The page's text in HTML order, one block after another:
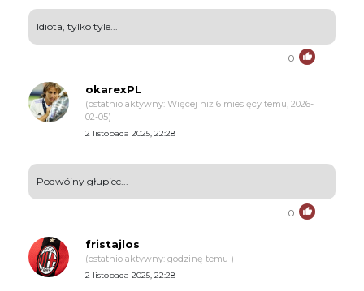
Idiota, tylko tyle...
0
okarexPL
(ostatnio aktywny: Więcej niż 6 miesięcy temu, 2026-
02-05)
2 listopada 2025, 22:28
Podwójny głupiec...
0
fristajlos
(ostatnio aktywny: godzinę temu )
2 listopada 2025, 22:28